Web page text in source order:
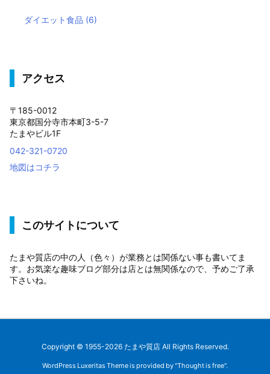
ダイエット食品 (6)
アクセス
〒185-0012
東京都国分寺市本町3-5-7
たまやビル1F
042-321-0720
地図はコチラ
このサイトについて
たまや質店の中の人（色々）が業務とは関係ない事も書いてま
す。お気楽な趣味ブログ部分は店とは無関係なので、予めご了承
下さいね。
Copyright © 1955-2026 たまや質店All Rights Reserved.
WordPress Luxeritas Theme is provided by "Thought is free".